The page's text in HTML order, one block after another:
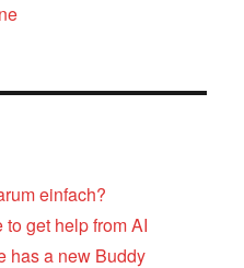
einfach?
to get help from AI
has a new Buddy